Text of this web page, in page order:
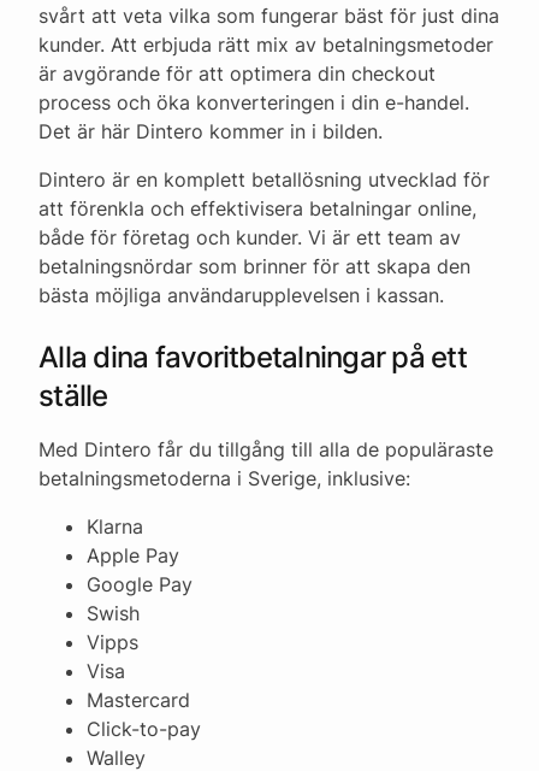
svårt att veta vilka som fungerar bäst för just dina
kunder. Att erbjuda rätt mix av betalningsmetoder
är avgörande för att optimera din checkout
process och öka konverteringen i din e-handel.
Det är här Dintero kommer in i bilden.
Dintero är en komplett betallösning utvecklad för
att förenkla och effektivisera betalningar online,
både för företag och kunder. Vi är ett team av
betalningsnördar som brinner för att skapa den
bästa möjliga användarupplevelsen i kassan.
Alla dina favoritbetalningar på ett
ställe
Med Dintero får du tillgång till alla de populäraste
betalningsmetoderna i Sverige, inklusive:
Klarna
Apple Pay
Google Pay
Swish
Vipps
Visa
Mastercard
Click-to-pay
Walley